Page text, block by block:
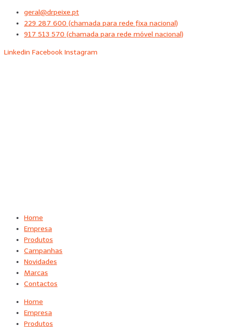
content
geral@drpeixe.pt
229 287 600 (chamada para rede fixa nacional)
917 513 570 (chamada para rede móvel nacional)
Linkedin Facebook Instagram
Home
Empresa
Produtos
Campanhas
Novidades
Marcas
Contactos
Home
Empresa
Produtos